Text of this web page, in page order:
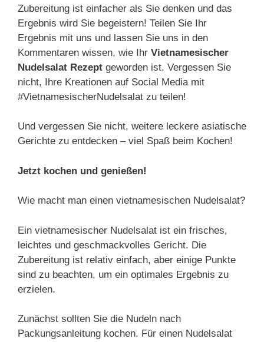
Zubereitung ist einfacher als Sie denken und das
Ergebnis wird Sie begeistern! Teilen Sie Ihr
Ergebnis mit uns und lassen Sie uns in den
Kommentaren wissen, wie Ihr Vietnamesischer
Nudelsalat Rezept geworden ist. Vergessen Sie
nicht, Ihre Kreationen auf Social Media mit
#VietnamesischerNudelsalat zu teilen!
Und vergessen Sie nicht, weitere leckere asiatische
Gerichte zu entdecken – viel Spaß beim Kochen!
Jetzt kochen und genießen!
Wie macht man einen vietnamesischen Nudelsalat?
Ein vietnamesischer Nudelsalat ist ein frisches,
leichtes und geschmackvolles Gericht. Die
Zubereitung ist relativ einfach, aber einige Punkte
sind zu beachten, um ein optimales Ergebnis zu
erzielen.
Zunächst sollten Sie die Nudeln nach
Packungsanleitung kochen. Für einen Nudelsalat